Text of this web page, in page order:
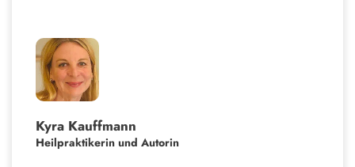
Kyra Kauffmann
Heilpraktikerin und Autorin